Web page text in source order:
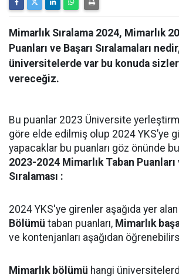
Mimarlık Sıralama 2024, Mimarlık
Puanları ve Başarı Sıralamaları
üniversitelerde var bu konuda
vereceğiz.
Bu puanlar 2023 Üniversite
göre elde edilmiş olup 2024 YKS’ye
yapacaklar bu puanları göz önünde
2023-2024 Mimarlık Taban Puanları
Sıralaması :
2024 YKS'ye girenler aşağıda yer alan
Bölümü taban puanları, Mimarlık
ve kontenjanları aşağıdan
Mimarlık bölümü hangi